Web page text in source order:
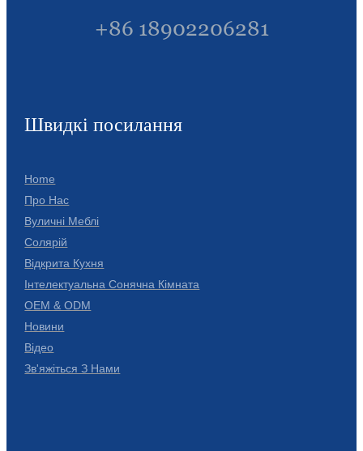
Türkçe
+86 18902206281
Швидкі посилання
Home
Про Нас
Вуличні Меблі
Солярій
Відкрита Кухня
Інтелектуальна Сонячна Кімната
OEM & ODM
Новини
Відео
Зв'яжіться З Нами